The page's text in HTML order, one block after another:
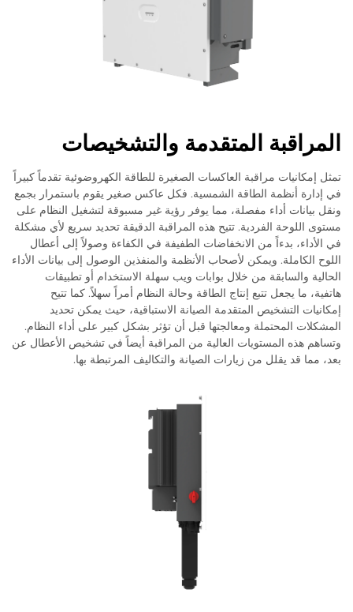
المراقبة المتقدمة والتشخيصات
تمثل إمكانيات مراقبة العاكسات الصغيرة للطاقة الكهروضوئية تقدماً كبيراً
في إدارة أنظمة الطاقة الشمسية. فكل عاكس صغير يقوم باستمرار بجمع
ونقل بيانات أداء مفصلة، مما يوفر رؤية غير مسبوقة لتشغيل النظام على
مستوى اللوحة الفردية. تتيح هذه المراقبة الدقيقة تحديد سريع لأي مشكلة
في الأداء، بدءاً من الانخفاضات الطفيفة في الكفاءة وصولاً إلى أعطال
اللوح الكاملة. ويمكن لأصحاب الأنظمة والمنفذين الوصول إلى بيانات الأداء
الحالية والسابقة من خلال بوابات ويب سهلة الاستخدام أو تطبيقات
هاتفية، ما يجعل تتبع إنتاج الطاقة وحالة النظام أمراً سهلاً. كما تتيح
إمكانيات التشخيص المتقدمة الصيانة الاستباقية، حيث يمكن تحديد
المشكلات المحتملة ومعالجتها قبل أن تؤثر بشكل كبير على أداء النظام.
وتساهم هذه المستويات العالية من المراقبة أيضاً في تشخيص الأعطال عن
بعد، مما قد يقلل من زيارات الصيانة والتكاليف المرتبطة بها.